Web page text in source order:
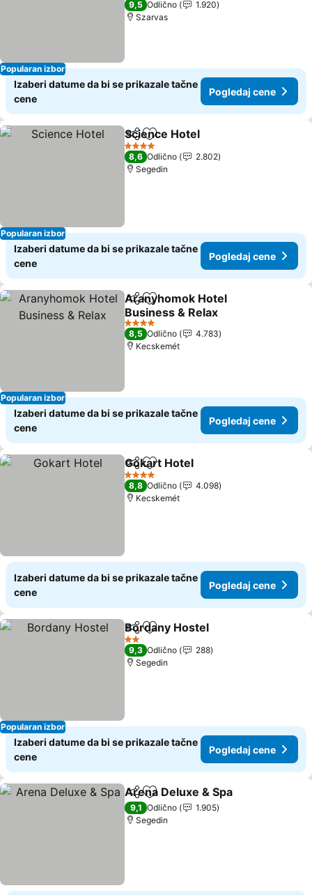
Popularan izbor
9,5 Odlično
1.920
Szarvas
Izaberi datume da bi se prikazale tačne
cene
Pogledaj cene
Popularan izbor
Deli Dodati u favorite
Science Hotel
4 Zvezdice
8,6 Odlično
2.802
Segedin
Izaberi datume da bi se prikazale tačne
cene
Pogledaj cene
Popularan izbor
Deli Dodati u favorite
Aranyhomok Hotel
Business & Relax
4 Zvezdice
8,5 Odlično
4.783
Kecskemét
Izaberi datume da bi se prikazale tačne
cene
Pogledaj cene
Deli Dodati u favorite
Gokart Hotel
4 Zvezdice
8,8 Odlično
4.098
Kecskemét
Izaberi datume da bi se prikazale tačne
cene
Pogledaj cene
Popularan izbor
Deli Dodati u favorite
Bordany Hostel
2 Zvezdice
9,3 Odlično
288
Segedin
Izaberi datume da bi se prikazale tačne
cene
Pogledaj cene
Deli Dodati u favorite
Arena Deluxe & Spa
9,1 Odlično
1.905
Segedin